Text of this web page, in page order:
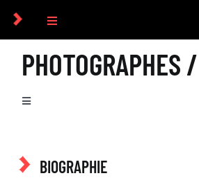
Passer
contenu
Toggle
Navigation
COLLECTIF
PHOTOGRAPHES
PHOTOGRAPHES /
Toggle
BIOGRAPHIE